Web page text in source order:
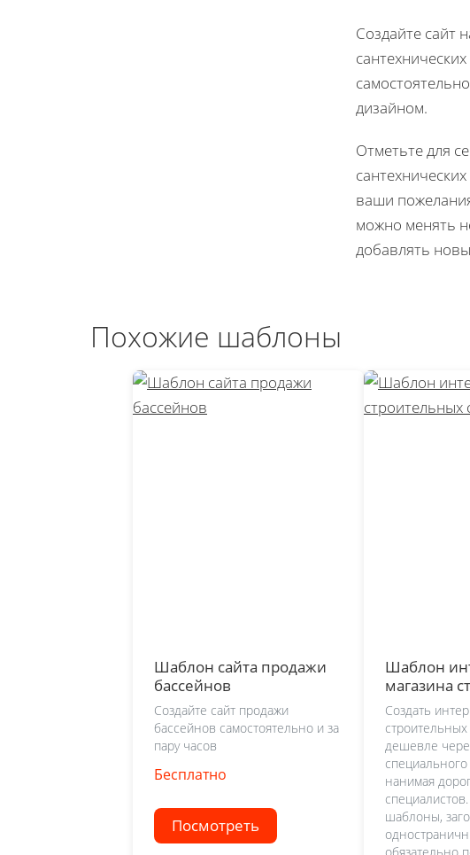
Создайте сайт
дизайном.
Отметьте для
ваши
можно менять
добавлять
Похожие шаблоны
Шаблон сайта продажи
бассейнов
Создайте сайт продажи
бассейнов самостоятельно и за
пару часов
Бесплатно
Посмотреть
Шаблон
магазина
смесей
Создать
дешевле
нанимая
шаблоны,